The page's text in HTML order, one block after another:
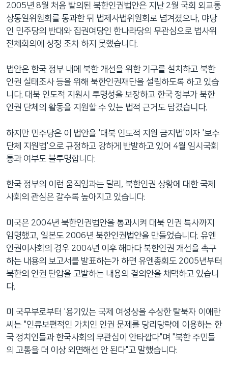
2005년 8월 처음 발의된 북한인권법안은 지난 2월 국회 외교통
상통일위원회를 통과한 뒤 법제사법위원회로 넘겨졌으나, 야당
인 민주당의 반대와 집권여당인 한나라당의 무관심으로 법사위
전체회의에 상정 조차 하지 못했습니다.
법안은 한국 정부 내에 북한 개선을 위한 기구를 설치하고 북한
인권 실태조사 등을 위해 북한인권재단을 설립하도록 하고 있습
니다. 대북 인도적 지원시 투명성을 보장하고 한국 정부가 북한
인권 단체의 활동을 지원할 수 있는 법적 근거도 담겼습니다.
하지만 민주당은 이 법안을 '대북 인도적 지원 금지법'이자 '보수
단체 지원법'으로 규정하고 강하게 반발하고 있어 4월 임시국회
통과 여부도 불투명합니다.
한국 정부의 이런 움직임과는 달리, 북한인권 상황에 대한 국제
사회의 관심은 갈수록 높아지고 있습니다.
미국은 2004년 북한인권법안을 통과시켜 대북 인권 특사까지
임명했고, 일본도 2006년 북한인권법안을 만들었습니다. 유엔
인권이사회의 경우 2004년 이후 해마다 북한인권 개선을 촉구
하는 내용의 보고서를 발표하는가 하면 유엔총회도 2005년부터
북한의 인권 탄압을 고발하는 내용의 결의안을 채택하고 있습니
다.
미 국무부로부터 '용기있는 국제 여성상을 수상한 탈북자 이애란
씨는 "인류보편적인 가치인 인권 문제를 당리당략에 이용하는 한
국 정치인들과 한국사회의 무관심이 안타깝다"며 "북한 주민들
의 고통을 더 이상 외면해선 안 된다"고 말했습니다.